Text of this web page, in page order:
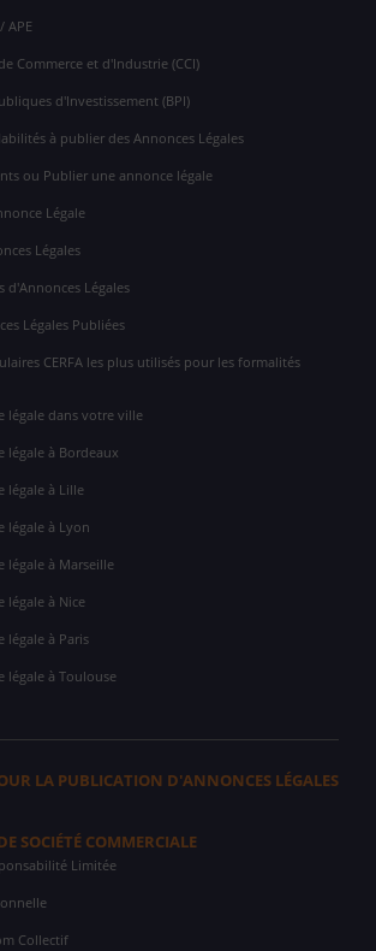
APE
Commerce et d'Industrie (CCI)
d'Investissement (BPI)
à publier des Annonces Légales
ou Publier une annonce légale
Légale
Légales
d'Annonces Légales
Légales Publiées
CERFA les plus utilisés pour les formalités
légale dans votre ville
légale à Bordeaux
légale à Lille
légale à Lyon
légale à Marseille
légale à Nice
légale à Paris
légale à Toulouse
LA PUBLICATION D'ANNONCES LÉGALES
SOCIÉTÉ COMMERCIALE
Limitée
Collectif